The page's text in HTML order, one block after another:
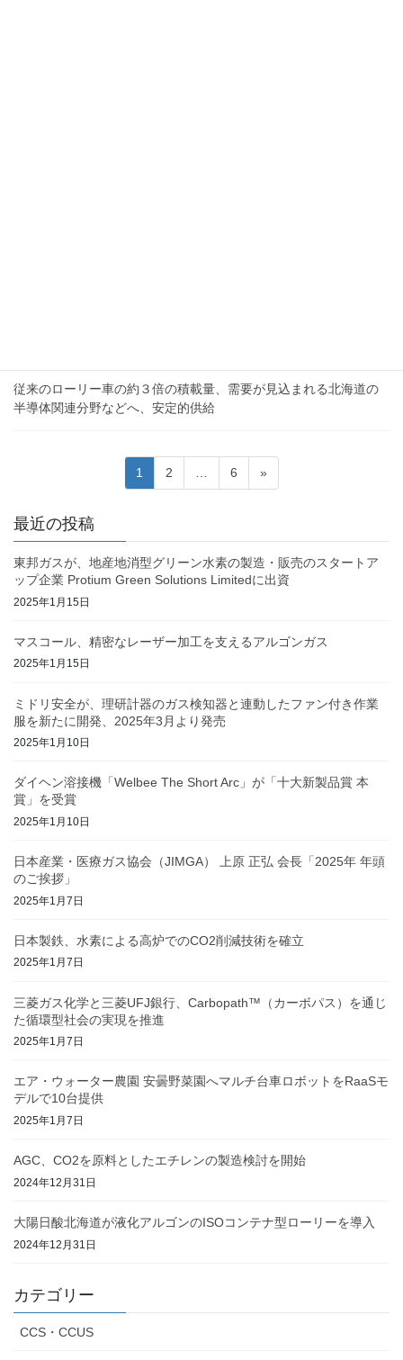
従来のローリー車の約３倍の積載量、需要が見込まれる北海道の
半導体関連分野などへ、安定的供給
の
ペ
ー
ジ
り
固
定
ジ
1
固
定
ジ
2
固
定
ジ
6 »
最近の投稿
東邦ガスが、地産地消型グリーン水素の製造・販売のスタートア
ップ企業 Protium Green Solutions Limitedに出資
2025年1月15日
マスコール、精密なレーザー加工を支えるアルゴンガス
2025年1月15日
ミドリ安全が、理研計器のガス検知器と連動したファン付き作業
服を新たに開発、2025年3月より発売
2025年1月10日
ダイヘン溶接機「Welbee The Short Arc」が「十大新製品賞 本
賞」を受賞
2025年1月10日
日本産業・医療ガス協会（JIMGA） 上原 正弘 会長「2025年 年頭
のご挨拶」
2025年1月7日
日本製鉄、水素による高炉でのCO2削減技術を確立
2025年1月7日
三菱ガス化学と三菱UFJ銀行、Carbopath™（カーボパス）を通じ
た循環型社会の実現を推進
2025年1月7日
エア・ウォーター農園 安曇野菜園へマルチ台車ロボットをRaaSモ
デルで10台提供
2025年1月7日
AGC、CO2を原料としたエチレンの製造検討を開始
2024年12月31日
大陽日酸北海道が液化アルゴンのISOコンテナ型ローリーを導入
2024年12月31日
カテゴリー
CCS・CCUS